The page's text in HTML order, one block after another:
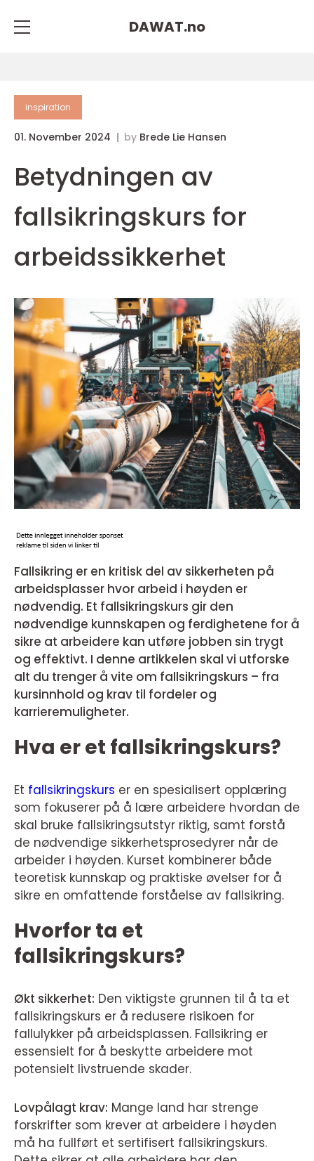
DAWAT.no
inspiration
01. November 2024 by Brede Lie Hansen
Betydningen av
fallsikringskurs for
arbeidssikkerhet
Fallsikring er en kritisk del av sikkerheten på
arbeidsplasser hvor arbeid i høyden er
nødvendig. Et fallsikringskurs gir den
nødvendige kunnskapen og ferdighetene for å
sikre at arbeidere kan utføre jobben sin trygt
og effektivt. I denne artikkelen skal vi utforske
alt du trenger å vite om fallsikringskurs – fra
kursinnhold og krav til fordeler og
karrieremuligheter.
Hva er et fallsikringskurs?
Et fallsikringskurs er en spesialisert opplæring
som fokuserer på å lære arbeidere hvordan de
skal bruke fallsikringsutstyr riktig, samt forstå
de nødvendige sikkerhetsprosedyrer når de
arbeider i høyden. Kurset kombinerer både
teoretisk kunnskap og praktiske øvelser for å
sikre en omfattende forståelse av fallsikring.
Hvorfor ta et
fallsikringskurs?
Økt sikkerhet: Den viktigste grunnen til å ta et
fallsikringskurs er å redusere risikoen for
fallulykker på arbeidsplassen. Fallsikring er
essensielt for å beskytte arbeidere mot
potensielt livstruende skader.
Lovpålagt krav: Mange land har strenge
forskrifter som krever at arbeidere i høyden
må ha fullført et sertifisert fallsikringskurs.